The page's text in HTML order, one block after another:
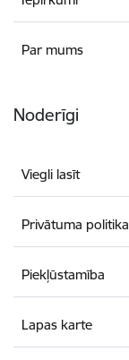
Par mums
Noderīgi
Viegli lasīt
Privātuma politika
Piekļūstamība
Lapas karte